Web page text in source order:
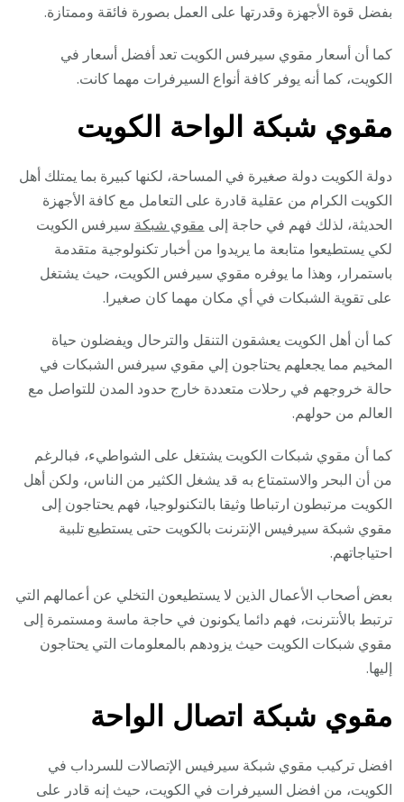
بفضل قوة الأجهزة وقدرتها على العمل بصورة فائقة وممتازة.
كما أن أسعار مقوي سيرفس الكويت تعد أفضل أسعار في
الكويت، كما أنه يوفر كافة أنواع السيرفرات مهما كانت.
مقوي شبكة الواحة الكويت
دولة الكويت دولة صغيرة في المساحة، لكنها كبيرة بما يمتلك أهل
الكويت الكرام من عقلية قادرة على التعامل مع كافة الأجهزة
الحديثة، لذلك فهم في حاجة إلى مقوي شبكة سيرفس الكويت
لكي يستطيعوا متابعة ما يريدوا من أخبار تكنولوجية متقدمة
باستمرار، وهذا ما يوفره مقوي سيرفس الكويت، حيث يشتغل
على تقوية الشبكات في أي مكان مهما كان صغيرا.
كما أن أهل الكويت يعشقون التنقل والترحال ويفضلون حياة
المخيم مما يجعلهم يحتاجون إلي مقوي سيرفس الشبكات في
حالة خروجهم في رحلات متعددة خارج حدود المدن للتواصل مع
العالم من حولهم.
كما أن مقوي شبكات الكويت يشتغل على الشواطيء، فبالرغم
من أن البحر والاستمتاع به قد يشغل الكثير من الناس، ولكن أهل
الكويت مرتبطون ارتباطا وثيقا بالتكنولوجيا، فهم يحتاجون إلى
مقوي شبكة سيرفيس الإنترنت بالكويت حتى يستطيع تلبية
احتياجاتهم.
بعض أصحاب الأعمال الذين لا يستطيعون التخلي عن أعمالهم التي
ترتبط بالأنترنت، فهم دائما يكونون في حاجة ماسة ومستمرة إلى
مقوي شبكات الكويت حيث يزودهم بالمعلومات التي يحتاجون
إليها.
مقوي شبكة اتصال الواحة
افضل تركيب مقوي شبكة سيرفيس الإتصالات للسرداب في
الكويت، من افضل السيرفرات في الكويت، حيث إنه قادر على